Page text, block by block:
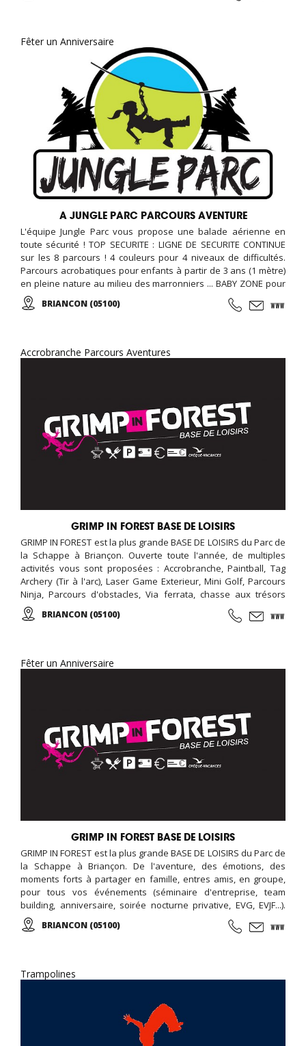
Fêter un Anniversaire
A JUNGLE PARC PARCOURS AVENTURE
L'équipe Jungle Parc vous propose une balade aérienne en
toute sécurité ! TOP SECURITE : LIGNE DE SECURITE CONTINUE
sur les 8 parcours ! 4 couleurs pour 4 niveaux de difficultés.
Parcours acrobatiques pour enfants à partir de 3 ans (1 mètre)
en pleine nature au milieu des marronniers ... BABY ZONE pour
les 2 - 3 ANS maxi
BRIANCON (05100)
Accrobranche Parcours Aventures
GRIMP IN FOREST BASE DE LOISIRS
GRIMP IN FOREST est la plus grande BASE DE LOISIRS du Parc de
la Schappe à Briançon. Ouverte toute l'année, de multiples
activités vous sont proposées : Accrobranche, Paintball, Tag
Archery (Tir à l'arc), Laser Game Exterieur, Mini Golf, Parcours
Ninja, Parcours d'obstacles, Via ferrata, chasse aux trésors
(chasse aux indices), Biathlon... De l'aventure, des émotions,
des moments forts à partager en famille, entres amis, en
EVJF...).
BRIANCON (05100)
Fêter un Anniversaire
GRIMP IN FOREST BASE DE LOISIRS
GRIMP IN FOREST est la plus grande BASE DE LOISIRS du Parc de
la Schappe à Briançon. De l'aventure, des émotions, des
moments forts à partager en famille, entres amis, en groupe,
pour tous vos événements (séminaire d'entreprise, team
building, anniversaire, soirée nocturne privative, EVG, EVJF...).
Ouverte toute l'année, de multiples activités vous sont
proposées : Accrobranche, Paintball, Tag Archery (Tir à l'arc),
indices), Biathlon...
BRIANCON (05100)
Trampolines